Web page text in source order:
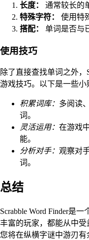
长度：
通常较长的
特殊字符：
使用特
搭配：
单词是否与
使用技巧
除了直接查找单词之外，
游戏技巧。以下是一些小
积累词库： 多阅读
词。
灵活运用： 在游戏
能。
分析对手： 观察对
词。
总结
Scrabble Word Finder是
丰富的玩家，都能从中
您将在纵横字谜中游刃有